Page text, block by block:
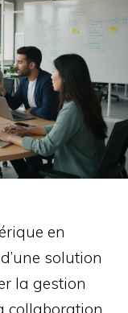
en
solution
la gestion
collaboration